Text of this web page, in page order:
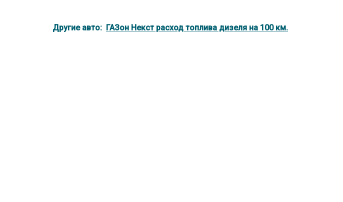
Другие авто: ГАЗон Некст расход топлива дизеля на 100 км.